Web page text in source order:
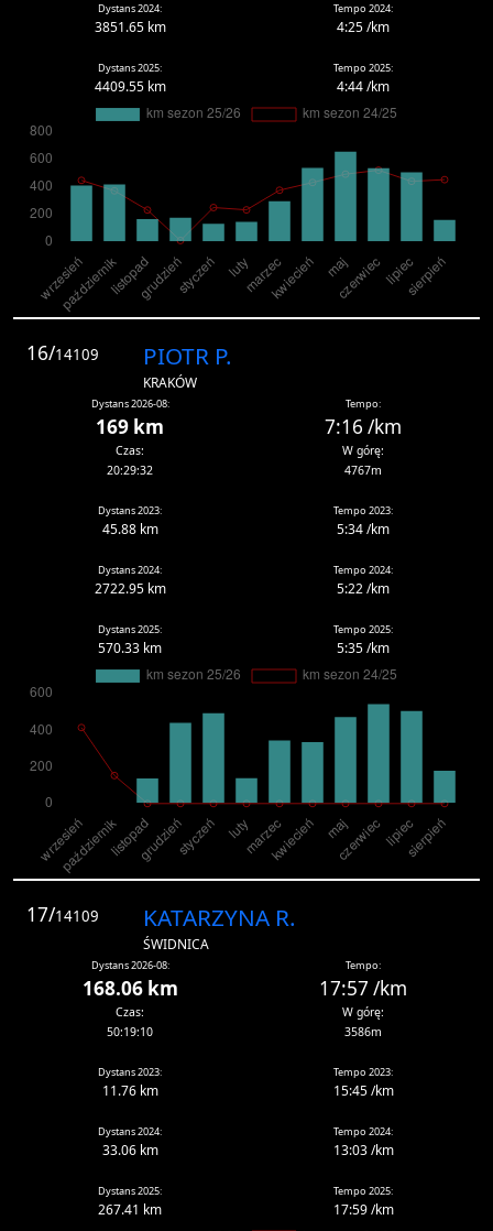
Dystans 2024:
3851.65 km
Tempo 2024:
4:25 /km
Dystans 2025:
4409.55 km
Tempo 2025:
4:44 /km
16/14109 PIOTR P.
KRAKÓW
Dystans 2026-08:
169 km
Tempo:
7:16 /km
Czas:
20:29:32
W górę:
4767m
Dystans 2023:
45.88 km
Tempo 2023:
5:34 /km
Dystans 2024:
2722.95 km
Tempo 2024:
5:22 /km
Dystans 2025:
570.33 km
Tempo 2025:
5:35 /km
17/14109 KATARZYNA R.
ŚWIDNICA
Dystans 2026-08:
168.06 km
Tempo:
17:57 /km
Czas:
50:19:10
W górę:
3586m
Dystans 2023:
11.76 km
Tempo 2023:
15:45 /km
Dystans 2024:
33.06 km
Tempo 2024:
13:03 /km
Dystans 2025:
267.41 km
Tempo 2025:
17:59 /km